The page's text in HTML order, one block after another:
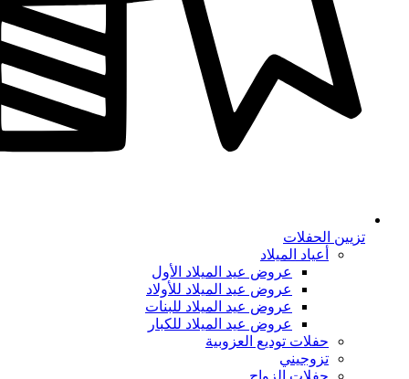
تزيين الحفلات
أعياد الميلاد
عروض عيد الميلاد الأول
عروض عيد الميلاد للأولاد
عروض عيد الميلاد للبنات
عروض عيد الميلاد للكبار
حفلات توديع العزوبية
تزوجيني
حفلات الزواج